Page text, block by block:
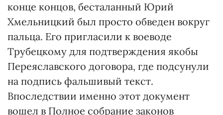
конце концов, бесталанный Юрий
Хмельницкий был просто обведен вокруг
пальца. Его пригласили к воеводе
Трубецкому для подтверждения якобы
Переяславского договора, где подсунули
на подпись фальшивый текст.
Впоследствии именно этот документ
вошел в Полное собрание законов